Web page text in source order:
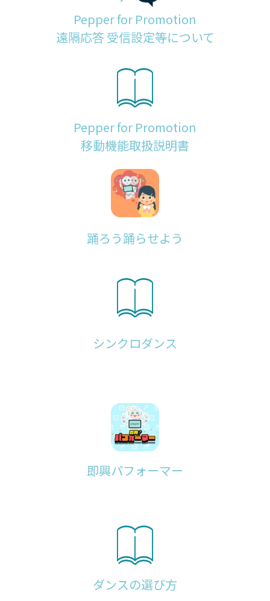
Pepper for Promotion
遠隔応答 受信設定等について
Pepper for Promotion
移動機能取扱説明書
踊ろう踊らせよう
シンクロダンス
即興パフォーマー
ダンスの選び方